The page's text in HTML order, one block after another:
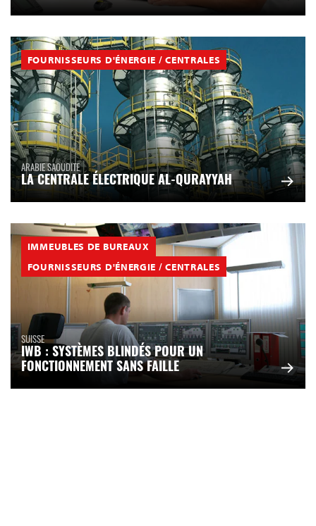
FOURNISSEURS D'ÉNERGIE / CENTRALES
ARABIE SAOUDITE
LA CENTRALE ÉLECTRIQUE AL-QURAYYAH
IMMEUBLES DE BUREAUX
FOURNISSEURS D'ÉNERGIE / CENTRALES
SUISSE
IWB : SYSTÈMES BLINDÉS POUR UN
FONCTIONNEMENT SANS FAILLE